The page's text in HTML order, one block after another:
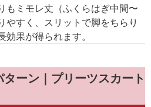
もミモレ丈（ふくらはぎ中間〜
やすく、スリットで脚をちらり
果が得られます。
ーン｜プリーツスカート